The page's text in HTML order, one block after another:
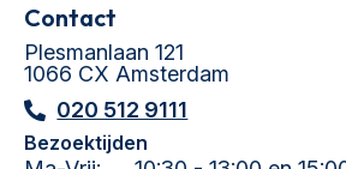
Contact
Plesmanlaan 121
1066 CX Amsterdam
020 512 9111
Bezoektijden